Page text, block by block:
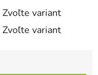
Zvoľte variant
Zvoľte variant